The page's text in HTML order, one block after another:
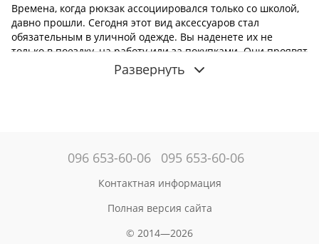
Времена, когда рюкзак ассоциировался только со школой,
давно прошли. Сегодня этот вид аксессуаров стал
обязательным в уличной одежде. Вы наденете их не
только в поездку, на работу или за покупками. Они проявят
себя в поездке за город на выходные и встречах с
друзьями в кафе. Хотите иметь любимый
Независимо от того, ищете ли вы аксессуары, которые
дополнят городской стиль, или must have для школы,
учебы, работы, поездки. Наш интерент-магазин
рюкзаков от известного бренда Mark Ryden. Все это для
наплечную сумку своей мечты.
Развернуть
096 653-60-06 095 653-60-06
Контактная информация
Полная версия сайта
© 2014—2026